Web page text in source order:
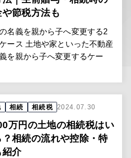
や節税方法も
名義を親から子へ変更する2
ース 土地や家といった不動産
を親から子へ変更するケー
相続 相続税 2024.07.30
万円の土地の相続税はい
？相続の流れや控除・特
紹介